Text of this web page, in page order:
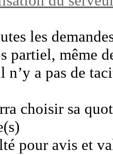
les
partiel, même
n’y a pas de
choisir sa
pour avis et